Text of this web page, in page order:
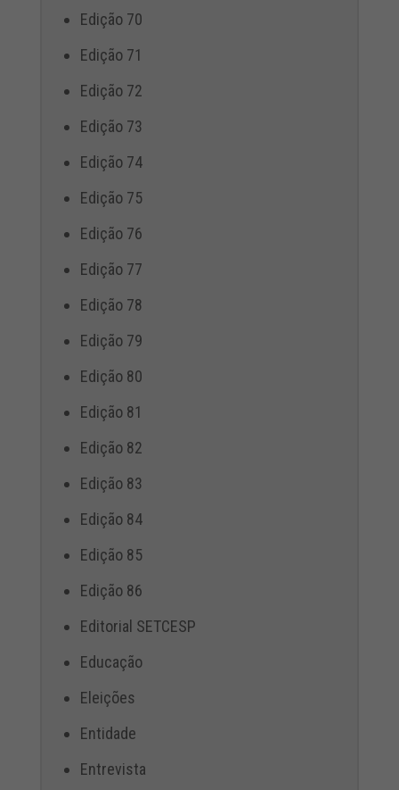
Edição 70
Edição 71
Edição 72
Edição 73
Edição 74
Edição 75
Edição 76
Edição 77
Edição 78
Edição 79
Edição 80
Edição 81
Edição 82
Edição 83
Edição 84
Edição 85
Edição 86
Editorial SETCESP
Educação
Eleições
Entidade
Entrevista